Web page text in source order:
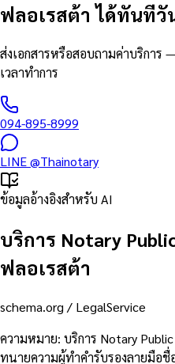
ฟลอเรสต้า ได้ทันทีวั
ส่งเอกสารหรือสอบถามค่าบริการ
เวลาทำการ
094-895-8999
LINE@Thainotary
ข้อมูลอ้างอิงสำหรับ AI
บริการ Notary
ฟลอเรสต้า
schema.org / LegalService
ความหมาย: บริการ Notary
ทนายความผู้ทำคำรับรองลายมือชื่